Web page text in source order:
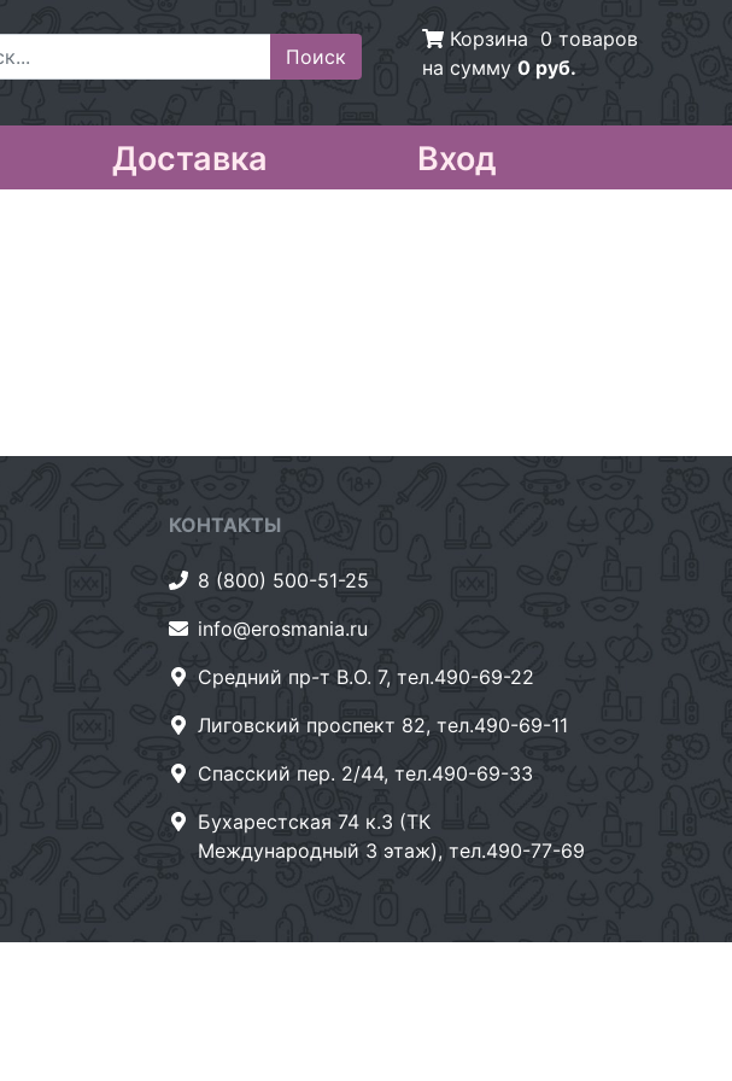
Корзина 0 товаров
на сумму 0 руб.
Доставка Вход
КОНТАКТЫ
8 (800) 500-51-25
info@erosmania.ru
Средний пр-т В.О. 7, тел.490-69-22
Лиговский проспект 82, тел.490-69-11
Спасский пер. 2/44, тел.490-69-33
Бухарестская 74 к.3 (ТК
Международный 3 этаж), тел.490-77-69